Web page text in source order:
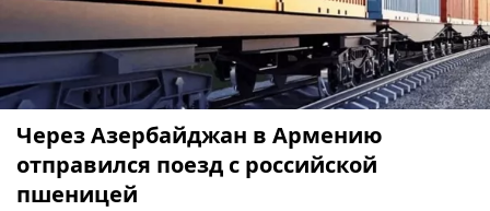
Через Азербайджан в Армению
отправился поезд с российской
пшеницей